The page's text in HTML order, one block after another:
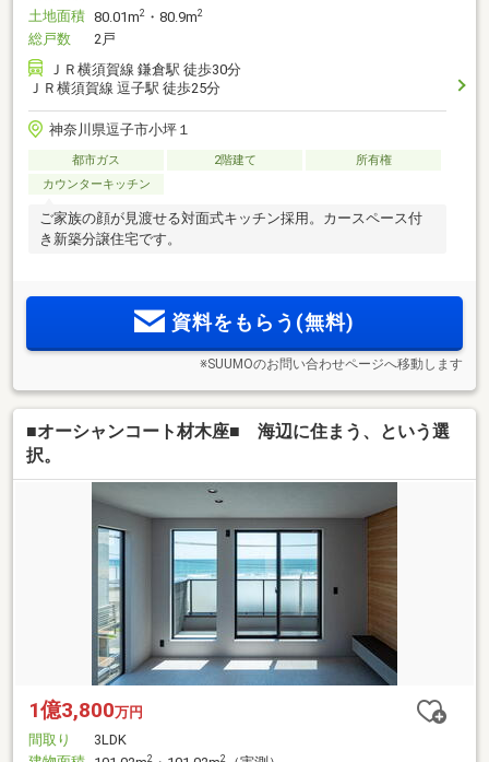
土地面積 80.01m2 ・80.9m2
総戸数
2戸
ＪＲ横須賀線 鎌倉駅 徒歩30分
ＪＲ横須賀線 逗子駅 徒歩25分
神奈川県逗子市小坪１
都市ガス 2階建て
所有権
カウンターキッチン
ご家族の顔が見渡せる対面式キッチン採用。カースペース付
き新築分譲住宅です。
資料をもらう(無料)
※SUUMOのお問い合わせページへ移動します
■オーシャンコート材木座■ 海辺に住まう、という選
択。
1億3,800万円
間取り
3LDK
2 2